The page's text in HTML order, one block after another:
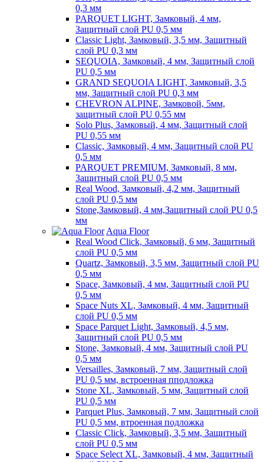
0,3 мм
PARQUET LIGHT, Замковый, 4 мм,
Защитный слой PU 0,5 мм
Classic Light, Замковый, 3,5 мм, Защитный
слой PU 0,3 мм
SEQUOIA, Замковый, 4 мм, Защитный слой
PU 0,5 мм
GRAND SEQUOIA LIGHT, Замковый, 3,5
мм, Защитный слой PU 0,3 мм
CHEVRON ALPINE, Замковой, 5мм,
защитный слой PU 0,55 мм
Solo Plus, Замковый, 4 мм, Защитный слой
PU 0,55 мм
Classic, Замковый, 4 мм, Защитный слой PU
0,5 мм
PARQUET PREMIUM, Замковый, 8 мм,
Защитный слой PU 0,5 мм
Real Wood, Замковый, 4,2 мм, Защитный
слой PU 0,5 мм
Stone,Замковый, 4 мм,Защитный слой PU 0,5
мм
Aqua Floor
Real Wood Click, Замковый, 6 мм, Защитный
слой PU 0,5 мм
Quartz, Замковый, 3,5 мм, Защитный слой PU
0,5 мм
Space, Замковый, 4 мм, Защитный слой PU
0,5 мм
Space Nuts XL, Замковый, 4 мм, Защитный
слой PU 0,5 мм
Space Parquet Light, Замковый, 4,5 мм,
Защитный слой PU 0,5 мм
Stone, Замковый, 4 мм, Защитный слой PU
0,5 мм
Versailles, Замковый, 7 мм, Защитный слой
PU 0,5 мм, встроенная пподложка
Stone XL, Замковый, 5 мм, Защитный слой
PU 0,5 мм
Parquet Plus, Замковый, 7 мм, Защитный слой
PU 0,5 мм, втроенная подложка
Classic Click, Замковый, 3,5 мм, Защитный
слой PU 0,5 мм
Space Select XL, Замковый, 4 мм, Защитный